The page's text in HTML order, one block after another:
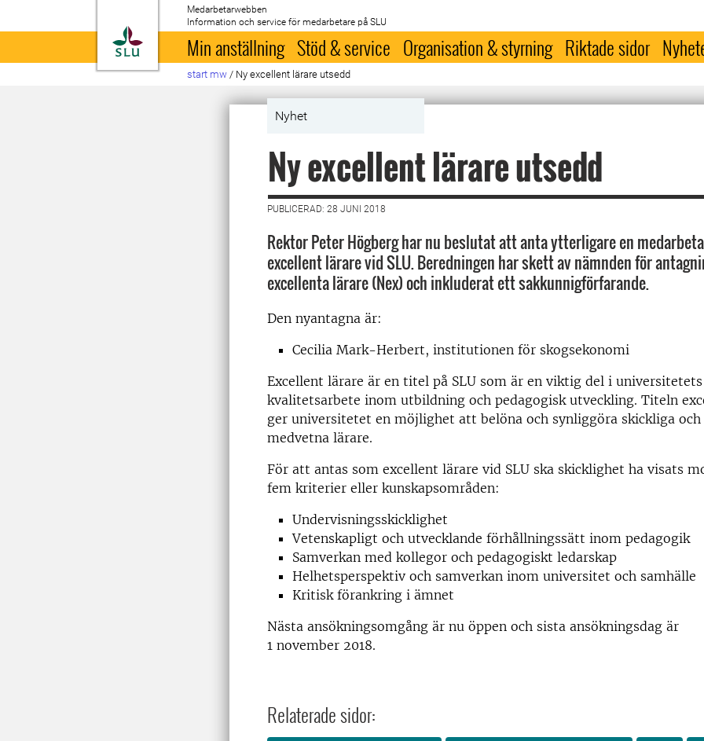
Till startsida
Medarbetarwebben
Information och service för medarbetare på SLU
Min anställning Stöd & service Organisation & styrning Riktade sidor
start mw / Ny excellent lärare utsedd
Nyhet
Ny excellent lärare utsedd
PUBLICERAD: 28 JUNI 2018
Rektor Peter Högberg har nu beslutat att anta ytterligare en
excellent lärare vid SLU. Beredningen har skett av nämnden för
excellenta lärare (Nex) och inkluderat ett sakkunnigförfarande.
Den nyantagna är:
Cecilia Mark-Herbert, institutionen för skogsekonomi
Excellent lärare är en titel på SLU som är en viktig del i universitetets
kvalitetsarbete inom utbildning och pedagogisk utveckling. Titeln
ger universitetet en möjlighet att belöna och synliggöra skickliga och
medvetna lärare.
För att antas som excellent lärare vid SLU ska skicklighet ha visats
fem kriterier eller kunskapsområden:
Undervisningsskicklighet
Vetenskapligt och utvecklande förhållningssätt inom pedagogik
Samverkan med kollegor och pedagogiskt ledarskap
Helhetsperspektiv och samverkan inom universitet och samhälle
Kritisk förankring i ämnet
Nästa ansökningsomgång är nu öppen och sista ansökningsdag är
1 november 2018.
Relaterade sidor: